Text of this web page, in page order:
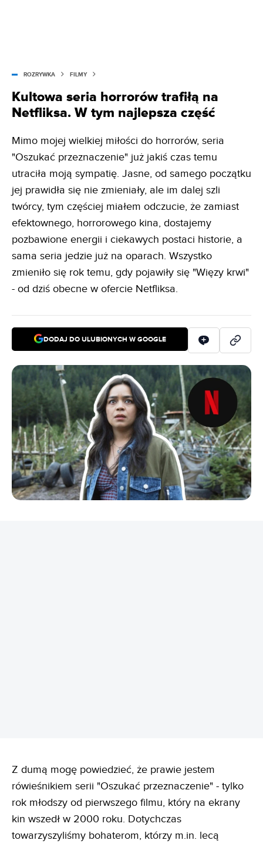
ROZRYWKA FILMY
Kultowa seria horrorów trafiłą na
Netfliksa. W tym najlepsza część
Mimo mojej wielkiej miłości do horrorów, seria
"Oszukać przeznaczenie" już jakiś czas temu
utraciła moją sympatię. Jasne, od samego początku
jej prawidła się nie zmieniały, ale im dalej szli
twórcy, tym częściej miałem odczucie, że zamiast
efektownego, horrorowego kina, dostajemy
pozbawione energii i ciekawych postaci historie, a
sama seria jedzie już na oparach. Wszystko
zmieniło się rok temu, gdy pojawiły się "Więzy krwi"
- od dziś obecne w ofercie Netfliksa.
DODAJ DO ULUBIONYCH W GOOGLE
Z dumą mogę powiedzieć, że prawie jestem
rówieśnikiem serii "Oszukać przeznaczenie" - tylko
rok młodszy od pierwszego filmu, który na ekrany
kin wszedł w 2000 roku. Dotychczas
towarzyszyliśmy bohaterom, którzy m.in. lecą